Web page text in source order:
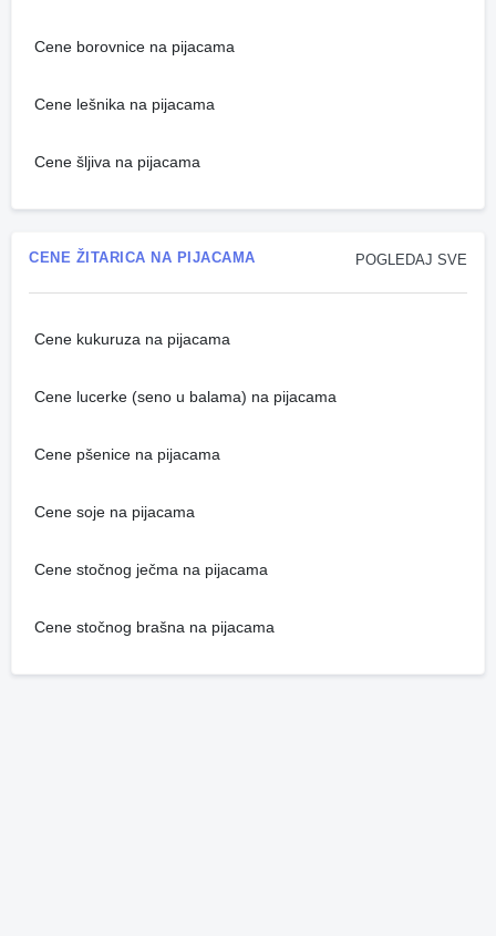
Cene borovnice na pijacama
Cene lešnika na pijacama
Cene šljiva na pijacama
POGLEDAJ SVE
CENE ŽITARICA NA PIJACAMA
Cene kukuruza na pijacama
Cene lucerke (seno u balama) na pijacama
Cene pšenice na pijacama
Cene soje na pijacama
Cene stočnog ječma na pijacama
Cene stočnog brašna na pijacama